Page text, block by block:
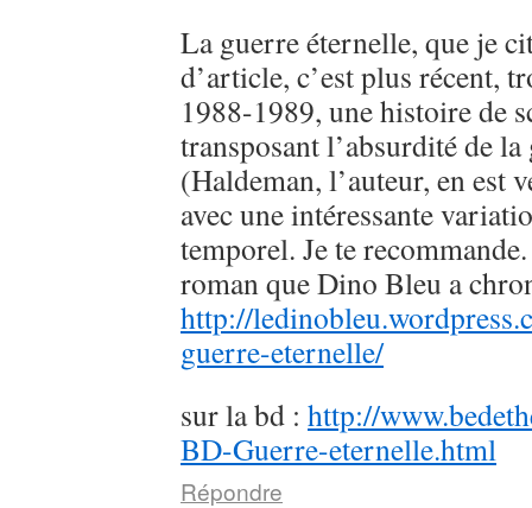
La guerre éternelle, que je
d’article, c’est plus récent,
1988-1989, une histoire de
transposant l’absurdité de
(Haldeman, l’auteur, en est
avec une intéressante
temporel. Je te
roman que Dino Bleu a
http://
guerre-eternelle/
sur la bd : http://
BD-Guerre-eternelle.html
Répondre